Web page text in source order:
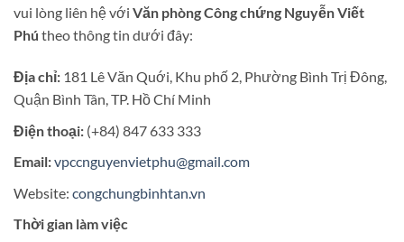
vui lòng liên hệ với Văn phòng Công chứng Nguyễn Viết
Phú theo thông tin dưới đây:
Địa chỉ: 181 Lê Văn Quới, Khu phố 2, Phường Bình Trị Đông,
Quận Bình Tân, TP. Hồ Chí Minh
Điện thoại: (+84) 847 633 333
Email:vpccnguyenvietphu@gmail.com
Website: congchungbinhtan.vn
Thời gian làm việc